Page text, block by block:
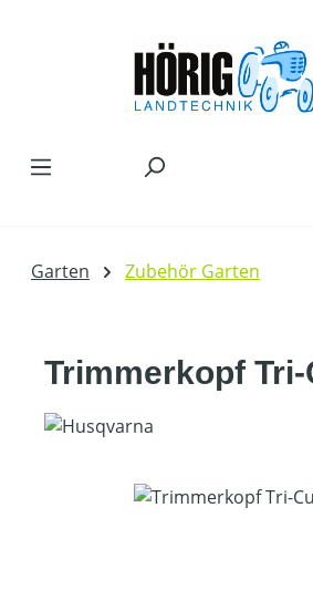
Garten Zubehör Garten
Trimmerkopf Tri-
Bildergalerie überspringen